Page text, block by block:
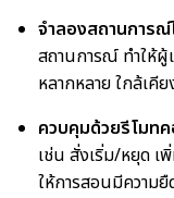
จำลองสถานการณ์
สถานการณ์ ทำให้
หลากหลาย ใกล้เคี
ควบคุมด้วยรีโมท
เช่น สั่งเริ่ม/หยุด เ
ให้การสอนมีความ